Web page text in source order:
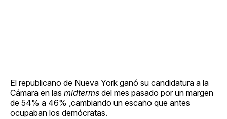
El republicano de Nueva York ganó su candidatura a la
Cámara en las midterms del mes pasado por un margen
de 54% a 46% ,cambiando un escaño que antes
ocupaban los demócratas.